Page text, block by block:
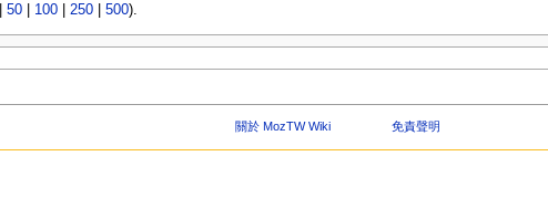
50| 100| 250| 500).
關於 MozTW Wiki 免責聲明